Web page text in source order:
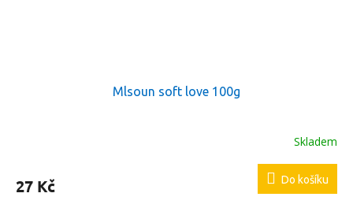
Mlsoun soft love 100g
Skladem
27 Kč Do košíku